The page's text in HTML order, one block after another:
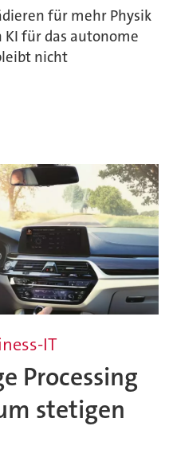
für mehr Physik
für das autonome
nicht
IT
Processing
stetigen